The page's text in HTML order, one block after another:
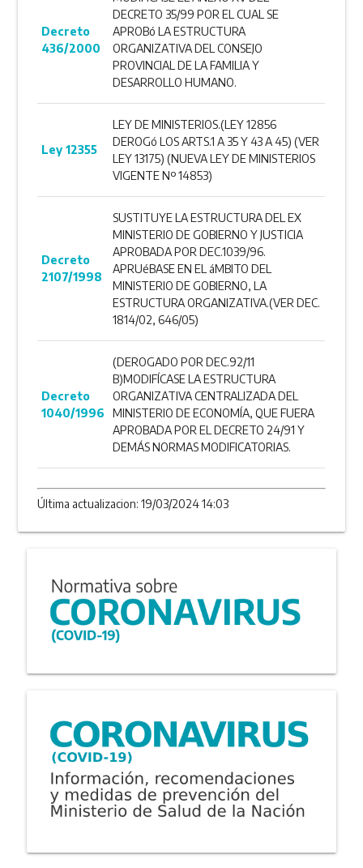
Decreto
436/2000
DECRETO 35/99 POR EL CUAL SE
APROBó LA ESTRUCTURA
ORGANIZATIVA DEL CONSEJO
PROVINCIAL DE LA FAMILIA Y
DESARROLLO HUMANO.
Ley 12355
LEY DE MINISTERIOS.(LEY 12856
DEROGó LOS ARTS.1 A 35 Y 43 A 45) (VER
LEY 13175) (NUEVA LEY DE MINISTERIOS
VIGENTE Nº 14853)
Decreto
2107/1998
SUSTITUYE LA ESTRUCTURA DEL EX
MINISTERIO DE GOBIERNO Y JUSTICIA
APROBADA POR DEC.1039/96.
APRUéBASE EN EL áMBITO DEL
MINISTERIO DE GOBIERNO, LA
ESTRUCTURA ORGANIZATIVA.(VER DEC.
1814/02, 646/05)
Decreto
1040/1996
(DEROGADO POR DEC.92/11
B)MODIFÍCASE LA ESTRUCTURA
ORGANIZATIVA CENTRALIZADA DEL
MINISTERIO DE ECONOMÍA, QUE FUERA
APROBADA POR EL DECRETO 24/91 Y
DEMÁS NORMAS MODIFICATORIAS.
Última actualizacion: 19/03/2024 14:03